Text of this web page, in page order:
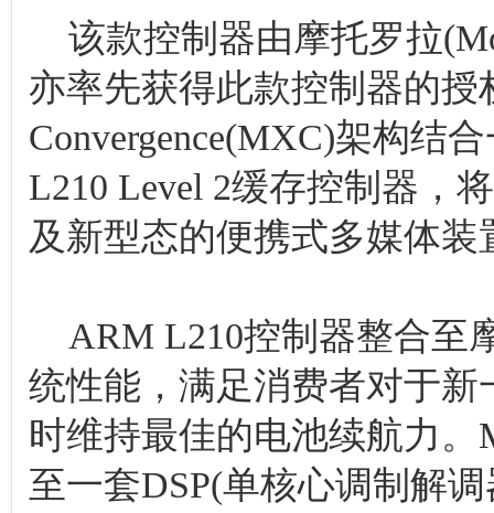
该款控制器由摩托罗拉
亦率先获得此款控制器的授
Convergence(MXC)架构结
L210 Level 2缓存控制器，
及新型态的便携式多媒体装
ARM L210控制器整合至
统性能，满足消费者对于
时维持最佳的电池续航力
至一套DSP(单核心调制解